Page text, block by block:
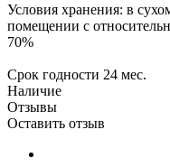
Условия хранения: в
помещении с
70%
Срок годности 24 мес.
Наличие
Отзывы
Оставить отзыв